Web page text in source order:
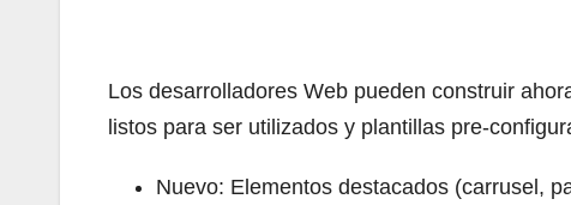
Los desarrolladores Web pueden construir
listos para ser utilizados y plantillas pre-
Nuevo: Elementos destacados (carrusel,